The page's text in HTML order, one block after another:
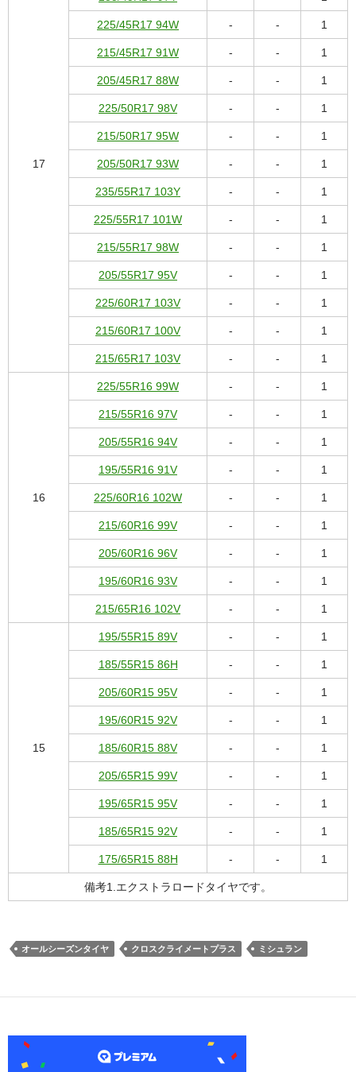
17
225/45R17 94W - - 1
215/45R17 91W - - 1
205/45R17 88W - - 1
225/50R17 98V - - 1
215/50R17 95W - - 1
205/50R17 93W - - 1
235/55R17 103Y - - 1
225/55R17 101W - - 1
215/55R17 98W - - 1
205/55R17 95V - - 1
225/60R17 103V - - 1
215/60R17 100V - - 1
215/65R17 103V - - 1
16
225/55R16 99W - - 1
215/55R16 97V - - 1
205/55R16 94V - - 1
195/55R16 91V - - 1
225/60R16 102W - - 1
215/60R16 99V - - 1
205/60R16 96V - - 1
195/60R16 93V - - 1
215/65R16 102V - - 1
15
195/55R15 89V - - 1
185/55R15 86H - - 1
205/60R15 95V - - 1
195/60R15 92V - - 1
185/60R15 88V - - 1
205/65R15 99V - - 1
195/65R15 95V - - 1
185/65R15 92V - - 1
175/65R15 88H - - 1
備考1.エクストラロードタイヤです。
オールシーズンタイヤ クロスクライメートプラス ミシュラン